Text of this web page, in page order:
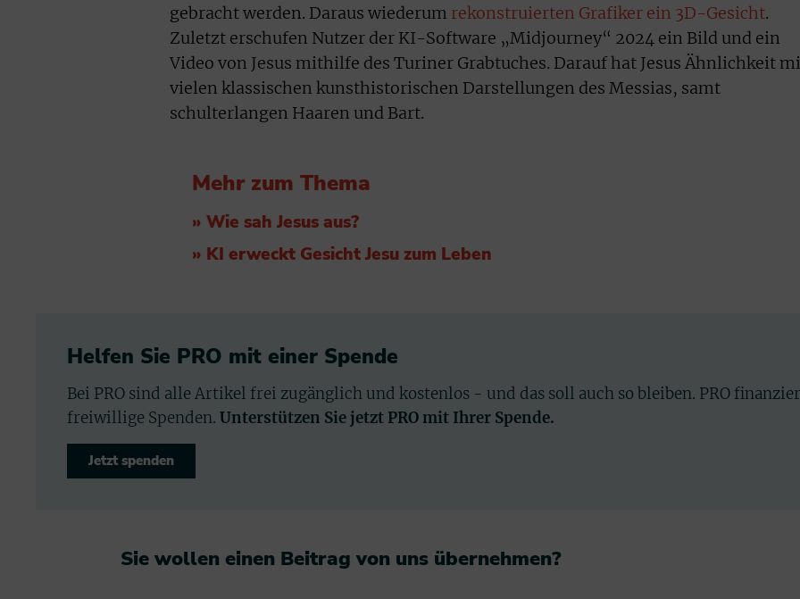
gebracht werden. Daraus wiederum rekonstruierten Grafiker ein 3D-Gesicht.
Zuletzt erschufen Nutzer der KI-Software „Midjourney“ 2024 ein Bild und ein
Video von Jesus mithilfe des Turiner Grabtuches. Darauf hat Jesus Ähnlichkeit
vielen klassischen kunsthistorischen Darstellungen des Messias, samt
schulterlangen Haaren und Bart.
Mehr zum Thema
» Wie sah Jesus aus?
» KI erweckt Gesicht Jesu zum Leben
Helfen Sie PRO mit einer Spende
Bei PRO sind alle Artikel frei zugänglich und kostenlos - und das soll auch so bleiben. PRO
freiwillige Spenden. Unterstützen Sie jetzt PRO mit Ihrer Spende.
Jetzt spenden
Sie wollen einen Beitrag von uns übernehmen?​